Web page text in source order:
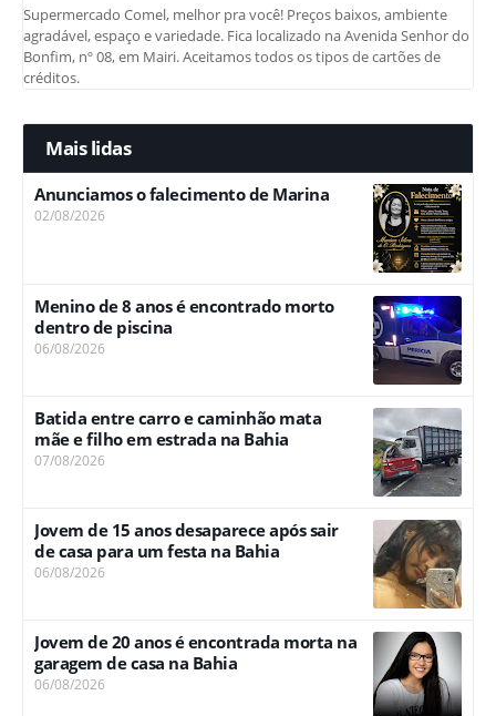
Supermercado Comel, melhor pra você! Preços baixos, ambiente
agradável, espaço e variedade. Fica localizado na Avenida Senhor do
Bonfim, nº 08, em Mairi. Aceitamos todos os tipos de cartões de
créditos.
Mais lidas
Anunciamos o falecimento de Marina
02/08/2026
Menino de 8 anos é encontrado morto
dentro de piscina
06/08/2026
Batida entre carro e caminhão mata
mãe e filho em estrada na Bahia
07/08/2026
Jovem de 15 anos desaparece após sair
de casa para um festa na Bahia
06/08/2026
Jovem de 20 anos é encontrada morta na
garagem de casa na Bahia
06/08/2026